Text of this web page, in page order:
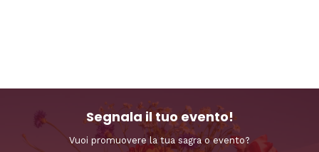
Segnala il tuo evento!
Vuoi promuovere la tua sagra o evento?